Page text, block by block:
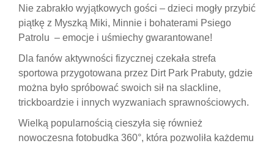
Nie zabrakło wyjątkowych gości – dzieci mogły przybić
piątkę z Myszką Miki, Minnie i bohaterami Psiego
Patrolu – emocje i uśmiechy gwarantowane!
Dla fanów aktywności fizycznej czekała strefa
sportowa przygotowana przez Dirt Park Prabuty, gdzie
można było spróbować swoich sił na slackline,
trickboardzie i innych wyzwaniach sprawnościowych.
Wielką popularnością cieszyła się również
nowoczesna fotobudka 360°, która pozwoliła każdemu